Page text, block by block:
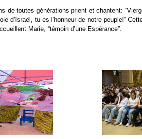
de toutes générations prient et chantent:
d’Israël, tu es l’honneur de notre peuple!”
Marie, “témoin d’une Espérance”.